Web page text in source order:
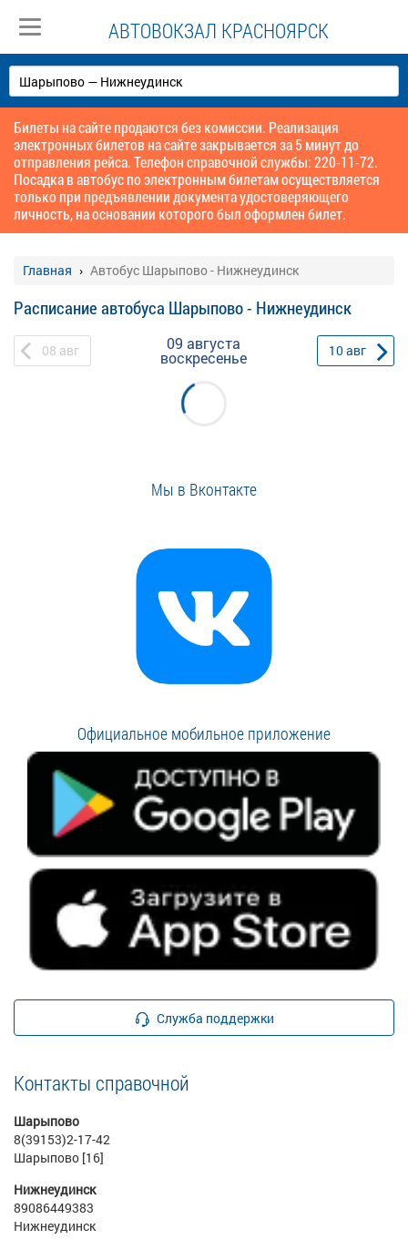
АВТОВОКЗАЛ КРАСНОЯРСК
Билеты на сайте продаются без комиссии. Реализация
электронных билетов на сайте закрывается за 5 минут до
отправления рейса. Телефон справочной службы: 220-11-72.
Посадка в автобус по электронным билетам осуществляется
только при предъявлении документа удостоверяющего
личность, на основании которого был оформлен билет.
Главная Автобус Шарыпово - Нижнеудинск
Расписание автобуса Шарыпово - Нижнеудинск
08 авг 09 августа
воскресенье 10авг
Мы в Вконтакте
Официальное мобильное приложение
Служба поддержки
Контакты справочной
Шарыпово
8(39153)2-17-42
Шарыпово [16]
Нижнеудинск
89086449383
Нижнеудинск